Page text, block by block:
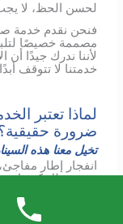
لحسن الحظ، لا
مصممة خصيصًا
لأننا ندرك جيدًا أن
خدمتنا لا تتوقف
لماذا تعتبر
ضرورة
تخيل معنا هذه
انفجار إطار
حتى عطل كهربائي
ففي مثل هذه